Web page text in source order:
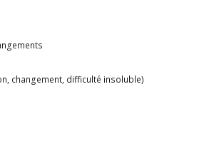
changement, difficulté insoluble)